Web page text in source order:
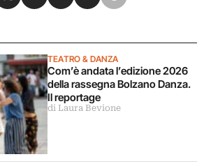
TEATRO & DANZA
Com’è andata l’edizione 2026
della rassegna Bolzano Danza.
Il reportage
di Laura Bevione